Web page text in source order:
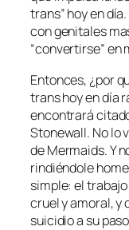
trans” hoy en
con genitales
“convertirse” en
Entonces, ¿por
trans hoy en día
encontrará
Stonewall. No lo
de Mermaids. Y
rindiéndole
simple: el
cruel y amoral, y
suicidio a su